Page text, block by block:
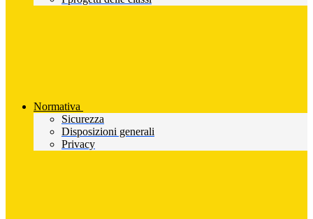
Normativa
Sicurezza
Disposizioni generali
Privacy